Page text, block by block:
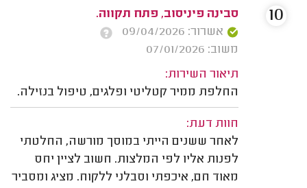
סבינה פיניסוב, פתח תקווה.
אשרור: 09/04/2026
משוב: 07/01/2026
תיאור השירות:
החלפת ממיר קטליטי ופלגים, טיפול בנזילה.
חוות דעת:
לאחר ששנים הייתי במוסך מורשה, החלטתי
לפנות אליו לפי המלצות. חשוב לציין יחס
מאוד חם, איכפתי וסבלני ללקוח. מציג ומסביר
10